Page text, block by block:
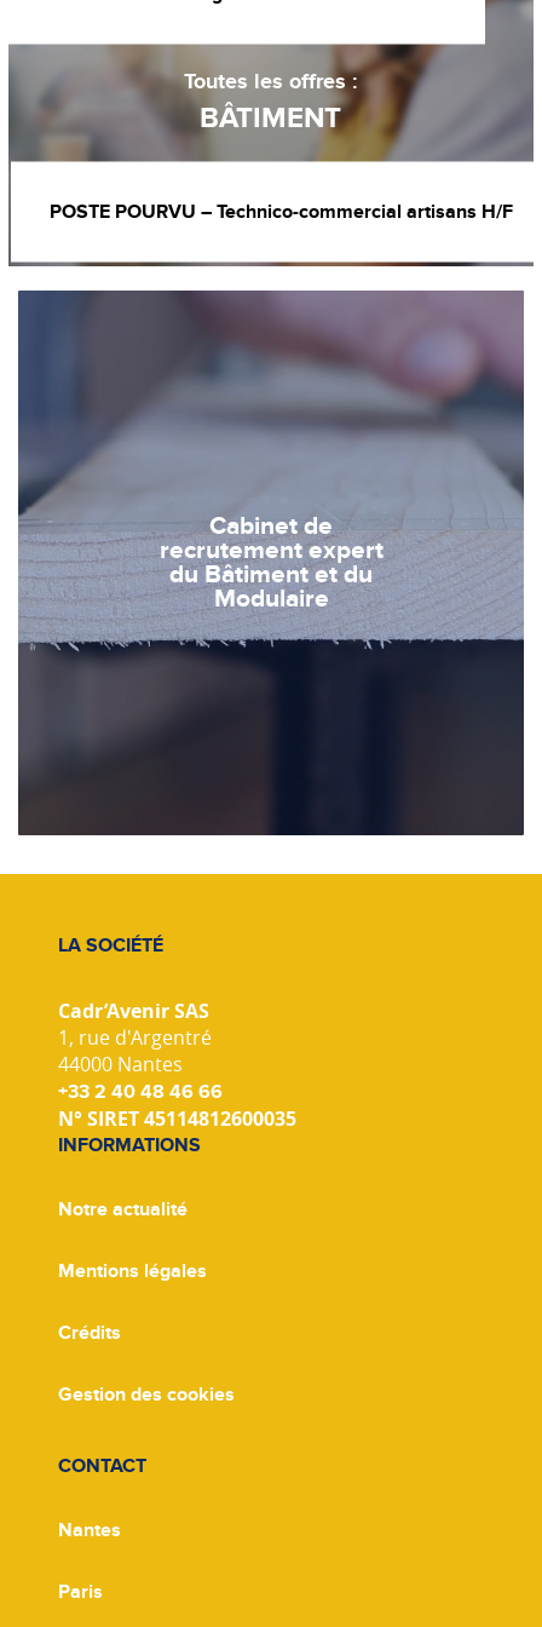
Toutes les offres :
BÂTIMENT
POSTE POURVU – Technico-commercial artisans H/F
Cabinet de
recrutement expert
du Bâtiment et du
Modulaire
LA SOCIÉTÉ
Cadr’Avenir SAS
1, rue d'Argentré
44000 Nantes
+33 2 40 48 46 66
N° SIRET 45114812600035
INFORMATIONS
Notre actualité
Mentions légales
Crédits
Gestion des cookies
CONTACT
Nantes
Paris